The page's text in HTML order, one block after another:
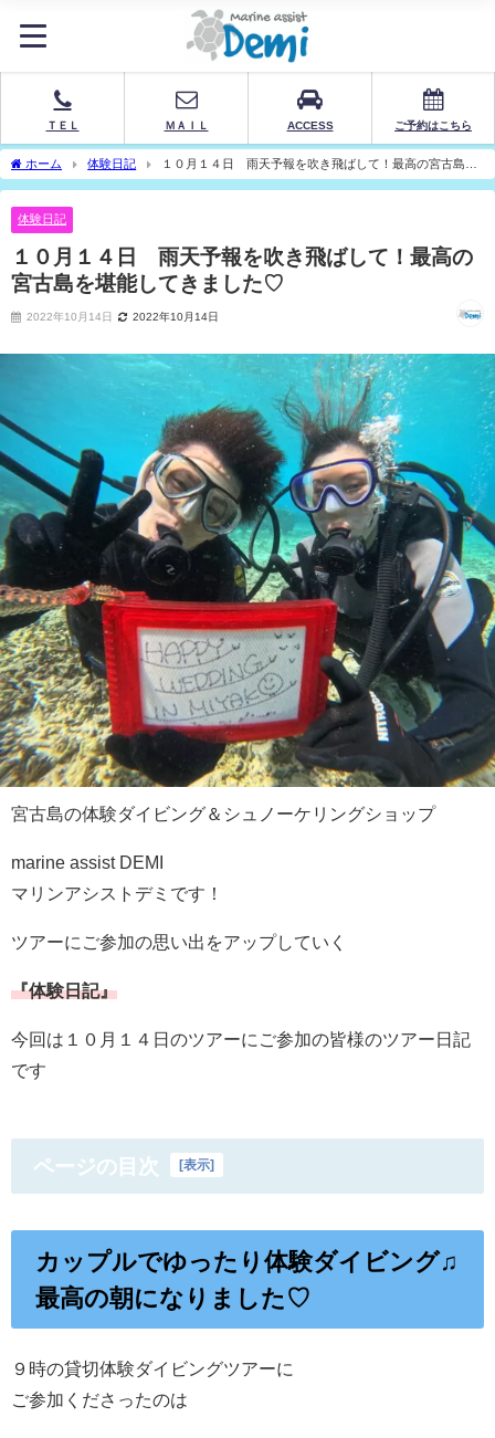
ＴＥＬ ＭＡＩＬ ACCESS ご予約はこちら
ホーム 体験日記
１０月１４日 雨天予報を吹き飛ばして！最高の宮古島を
堪能してきました♡
体験日記
１０月１４日 雨天予報を吹き飛ばして！最高の
宮古島を堪能してきました♡
2022年10月14日 2022年10月14日
宮古島の体験ダイビング＆シュノーケリングショップ
marine assist DEMI
マリンアシストデミです！
ツアーにご参加の思い出をアップしていく
『体験日記』
今回は１０月１４日のツアーにご参加の皆様のツアー日記
です
ページの目次 [表示]
カップルでゆったり体験ダイビング♫
最高の朝になりました♡
９時の貸切体験ダイビングツアーに
ご参加くださったのは